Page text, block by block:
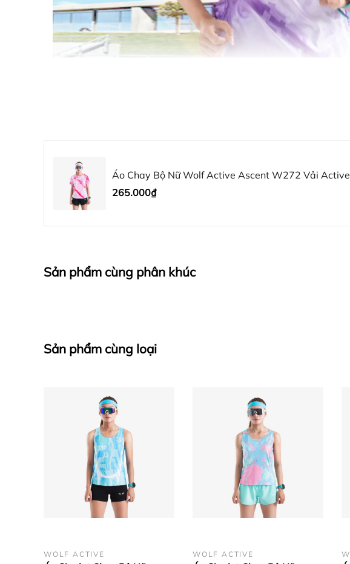
Đặc Điểm Nổi Bật Của Ascent W273:
Công Nghệ Vải Active Pro :
Đây là "trái tim" của sản phẩm.
bạn luôn khô ráo, thoáng mát ngay cả khi tập luyện cường độ cao.
Áo Chay Bộ Nữ Wolf Active Ascent W272 Vải Active
Thoáng Khí
265.000₫
Sản phẩm cùng phân khúc
Sản phẩm cùng loại
WOLF ACTIVE WOLF ACTIVE